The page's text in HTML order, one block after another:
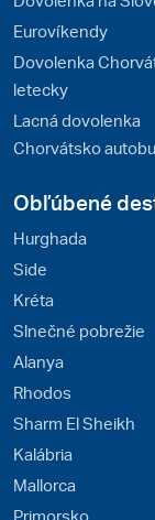
Eurovíkendy
Dovolenka
letecky
Lacná dovolenka
Chorvátsko
Obľúbené
Hurghada
Side
Kréta
Slnečné pobrežie
Alanya
Rhodos
Sharm El Sheikh
Kalábria
Mallorca
Primorsko